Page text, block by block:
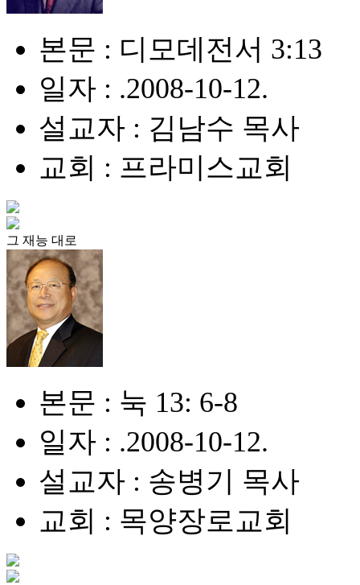
본문 : 디모데전서 3:13
일자 : .2008-10-12.
설교자 : 김남수 목사
교회 : 프라미스교회
그 재능 대로
본문 : 눅 13: 6-8
일자 : .2008-10-12.
설교자 : 송병기 목사
교회 : 목양장로교회